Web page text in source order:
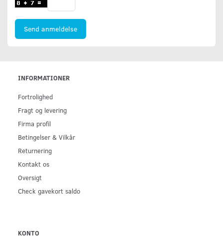
Send anmeldelse
INFORMATIONER
Fortrolighed
Fragt og levering
Firma profil
Betingelser & Vilkår
Returnering
Kontakt os
Oversigt
Check gavekort saldo
KONTO